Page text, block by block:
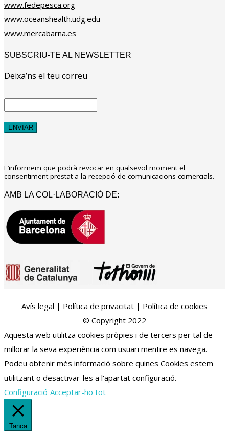
www.fedepesca.org
www.oceanshealth.udg.edu
www.mercabarna.es
SUBSCRIU-TE AL NEWSLETTER
Deixa’ns el teu correu
L’informem que podrà revocar en qualsevol moment el
consentiment prestat a la recepció de comunicacions comercials.
AMB LA COL·LABORACIÓ DE:
Avís legal | Política de privacitat | Política de cookies
© Copyright 2022
Aquesta web utilitza cookies pròpies i de tercers per tal de
millorar la seva experiència com usuari mentre es navega.
Podeu obtenir més informació sobre quines Cookies estem
utilitzant o desactivar-les a l'apartat configuració.
Configuració Acceptar-ho tot
Tanca